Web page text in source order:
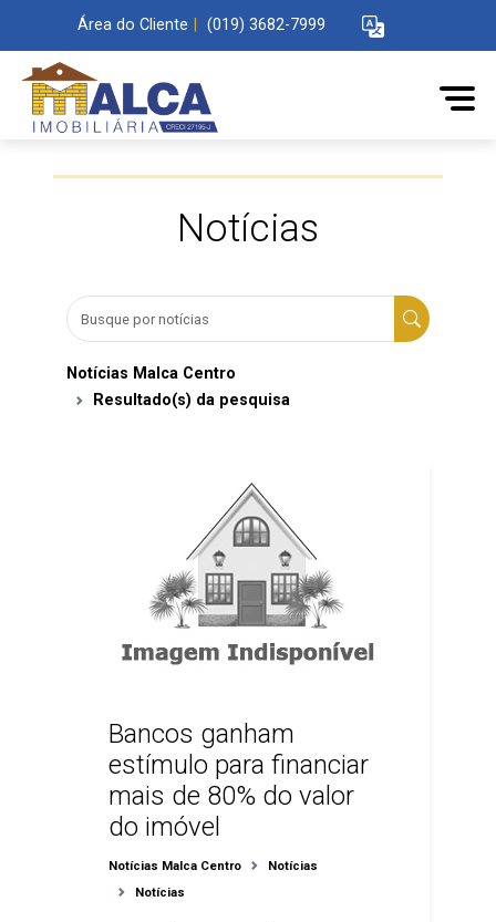
Área do Cliente (019) 3682-7999
Notícias Malca Centro
Resultado(s) da pesquisa
Notícias
Bancos ganham
estímulo para financiar
mais de 80% do valor
do imóvel
Notícias Malca Centro
Notícias
Notícias